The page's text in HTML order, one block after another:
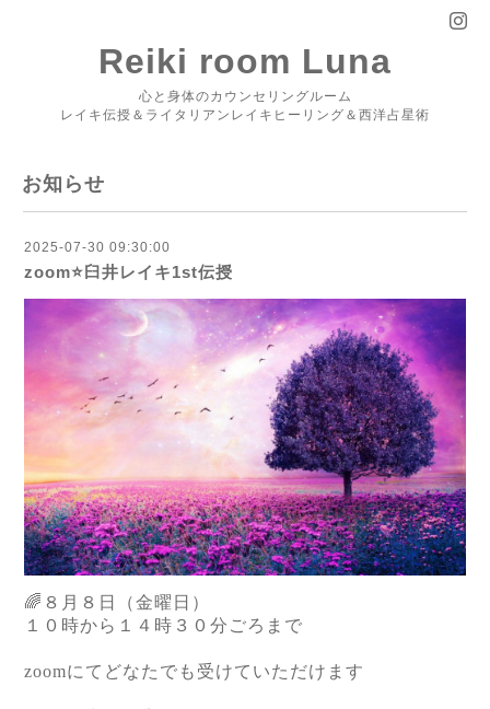
Reiki room Luna
心と身体のカウンセリングルーム
レイキ伝授＆ライタリアンレイキヒーリング＆西洋占星術
お知らせ
2025-07-30 09:30:00
zoom⭐️臼井レイキ1st伝授
🌈８月８日（金曜日）
１０時から１４時３０分ごろまで
zoomにてどなたでも受けていただけます